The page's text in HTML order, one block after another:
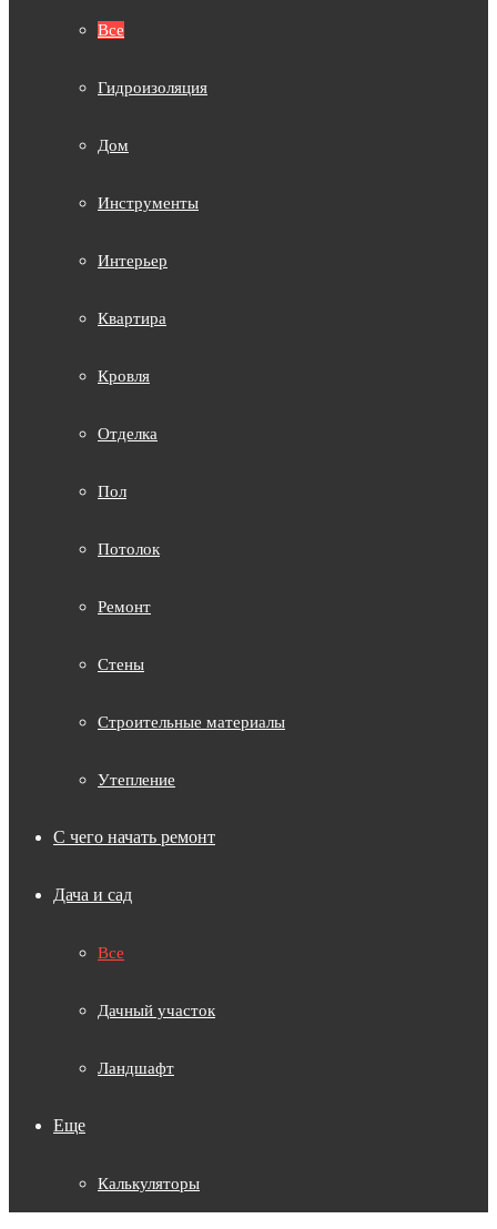
Все
Гидроизоляция
Дом
Инструменты
Интерьер
Квартира
Кровля
Отделка
Пол
Потолок
Ремонт
Стены
Строительные материалы
Утепление
С чего начать ремонт
Дача и сад
Все
Дачный участок
Ландшафт
Еще
Калькуляторы